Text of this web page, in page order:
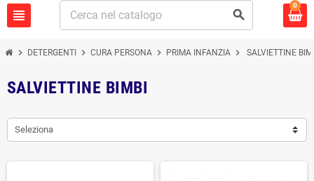
view_headline search
0
chevron_right DETERGENTI chevron_right CURA PERSONA chevron_right PRIMA INFANZIA chevron_right SALVIETTINE
SALVIETTINE BIMBI
Seleziona